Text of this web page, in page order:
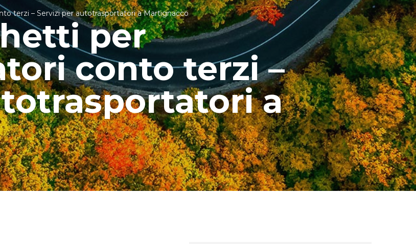
terzi – Servizi per autotrasportatori a Martignacco
per
conto terzi –
a